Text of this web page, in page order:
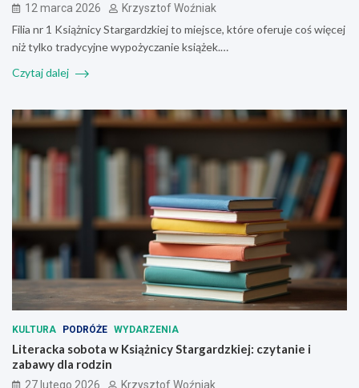
12 marca 2026 Krzysztof Woźniak
Filia nr 1 Książnicy Stargardzkiej to miejsce, które oferuje coś więcej
niż tylko tradycyjne wypożyczanie książek.…
Czytaj dalej
KULTURA PODRÓŻE WYDARZENIA
Literacka sobota w Książnicy Stargardzkiej: czytanie i
zabawy dla rodzin
27 lutego 2026 Krzysztof Woźniak